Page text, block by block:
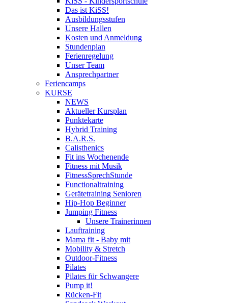
Das ist KiSS!
Ausbildungsstufen
Unsere Hallen
Kosten und Anmeldung
Stundenplan
Ferienregelung
Unser Team
Ansprechpartner
Feriencamps
KURSE
NEWS
Aktueller Kursplan
Punktekarte
Hybrid Training
B.A.R.S.
Calisthenics
Fit ins Wochenende
Fitness mit Musik
FitnessSprechStunde
Functionaltraining
Gerätetraining Senioren
Hip-Hop Beginner
Jumping Fitness
Unsere Trainerinnen
Lauftraining
Mama fit - Baby mit
Mobility & Stretch
Outdoor-Fitness
Pilates
Pilates für Schwangere
Pump it!
Rücken-Fit